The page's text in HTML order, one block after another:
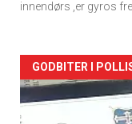
innendørs ,er gyros
Forsiden
akkurat
GODBITER I